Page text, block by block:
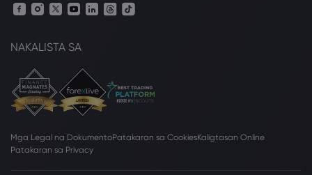
NAKALISTA SA
Mga Legal na DokumentoPatakaran sa CookiesKaligtasan Online
Patakaran sa Privacy